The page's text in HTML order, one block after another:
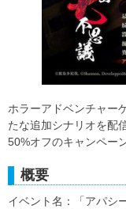
ホラーアドベンチャー
たな追加シナリオを配
50%オフのキャンペー
概要
イベント名：「アパシ